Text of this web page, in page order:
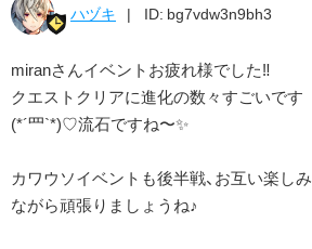
ハヅキ ID: bg7vdw3n9bh3
miranさんイベントお疲れ様でした‼️
クエストクリアに進化の数々すごいです
(*´罒`*)♡︎流石ですね〜✨
カワウソイベントも後半戦、お互い楽しみ
ながら頑張りましょうね♪